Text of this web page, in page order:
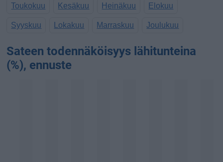
Toukokuu Kesäkuu Heinäkuu Elokuu
Syyskuu Lokakuu Marraskuu Joulukuu
Sateen todennäköisyys lähitunteina
(%), ennuste